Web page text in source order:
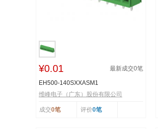
¥0.01 最新成交0笔
EH500-140SXXASM1
维峰电子（广东）股份有限公司
成交0笔 评价0笔